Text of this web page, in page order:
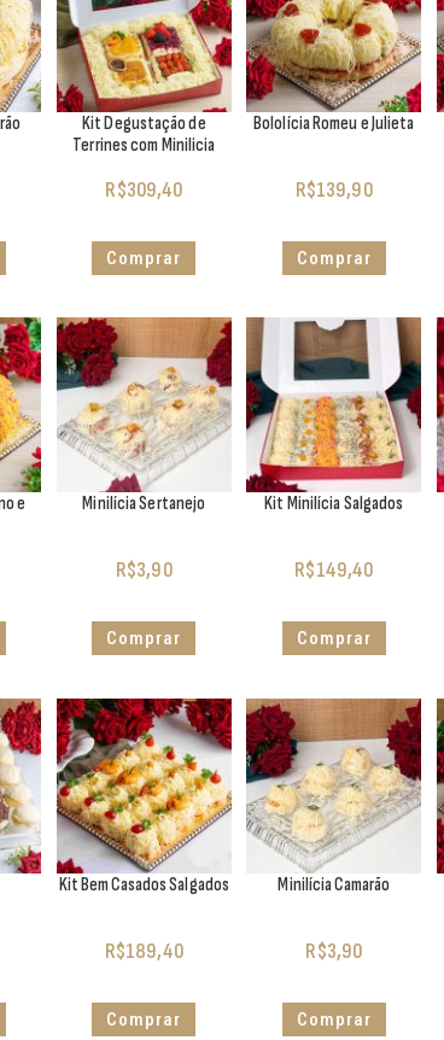
Kit Degustação de
Terrines com Minilicia
R$309,40
Comprar
Bololícia Romeu e Julieta
R$139,90
Comprar
e
Minilícia Sertanejo
R$3,90
Comprar
Kit Minilícia Salgados
R$149,40
Comprar
Kit Bem Casados Salgados
R$189,40
Comprar
Minilícia Camarão
R$3,90
Comprar